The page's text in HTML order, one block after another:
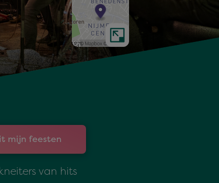
mijn feesten
van hits